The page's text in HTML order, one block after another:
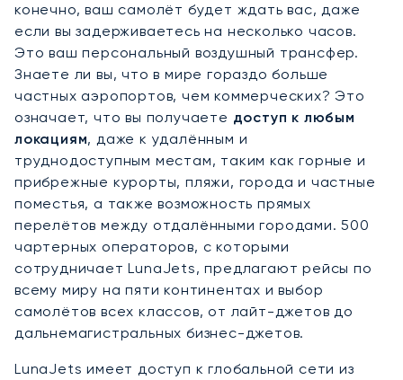
конечно, ваш самолёт будет ждать вас, даже
если вы задерживаетесь на несколько часов.
Это ваш персональный воздушный трансфер.
Знаете ли вы, что в мире гораздо больше
частных аэропортов, чем коммерческих? Это
означает, что вы получаете доступ к любым
локациям, даже к удалённым и
труднодоступным местам, таким как горные и
прибрежные курорты, пляжи, города и частные
поместья, а также возможность прямых
перелётов между отдалёнными городами. 500
чартерных операторов, с которыми
сотрудничает LunaJets, предлагают рейсы по
всему миру на пяти континентах и выбор
самолётов всех классов, от лайт-джетов до
дальнемагистральных бизнес-джетов.
LunaJets имеет доступ к глобальной сети из